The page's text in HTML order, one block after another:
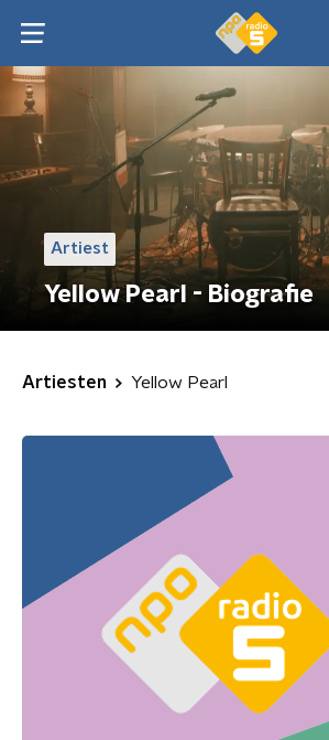
Artiest
Yellow Pearl - Biografie
Artiesten Yellow Pearl